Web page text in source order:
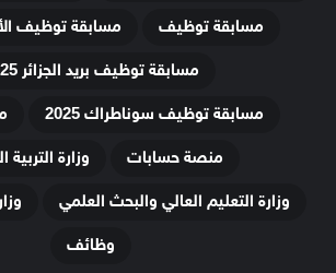
مسابقة توظيف
مسابقة توظيف
مسابقة توظيف بريد الجزائر 2025
مسابقة توظيف سوناطراك 2025
منصة حسابات
وزارة التربية
وزارة التعليم العالي والبحث العلمي
وظائف